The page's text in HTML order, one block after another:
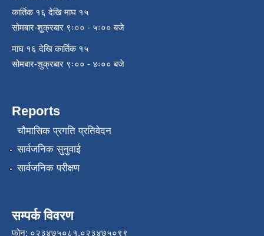
कार्तिक १६ देखि माघ १५
सोमबार-शुक्रबार ९ः०० - ५ः०० बजे
माघ १६ देखि कार्तिक १५
सोमबार-शुक्रबार ९ः०० - ४ः०० बजे
Reports
चौमासिक प्रगति प्रतिवेदन
सार्वजनिक सुनुवाई
सार्वजनिक परीक्षण
सम्पर्क विवरण
फोन: ०२३४७५०८१,०२३४७५०९९